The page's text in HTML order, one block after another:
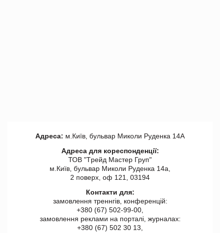
Адреса: м.Київ, бульвар Миколи Руденка 14А
Адреса для кореспонденції:
ТОВ "Tрейд Мастер Груп"
м.Київ, бульвар Миколи Руденка 14а,
2 поверх, оф 121, 03194
Контакти для:
замовлення треннгів, конференцій:
+380 (67) 502-99-00,
замовлення реклами на порталі, журналах:
+380 (67) 502 30 13,